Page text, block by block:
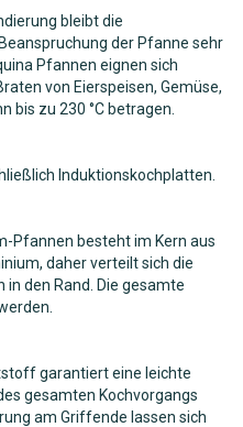
bleibt die
der Pfanne sehr
Pfannen eignen sich
von Eierspeisen, Gemüse,
bis zu 230 °C betragen.
Induktionskochplatten.
Pfannen besteht im Kern aus
daher verteilt sich die
den Rand. Die gesamte
garantiert eine leichte
gesamten Kochvorgangs
am Griffende lassen sich